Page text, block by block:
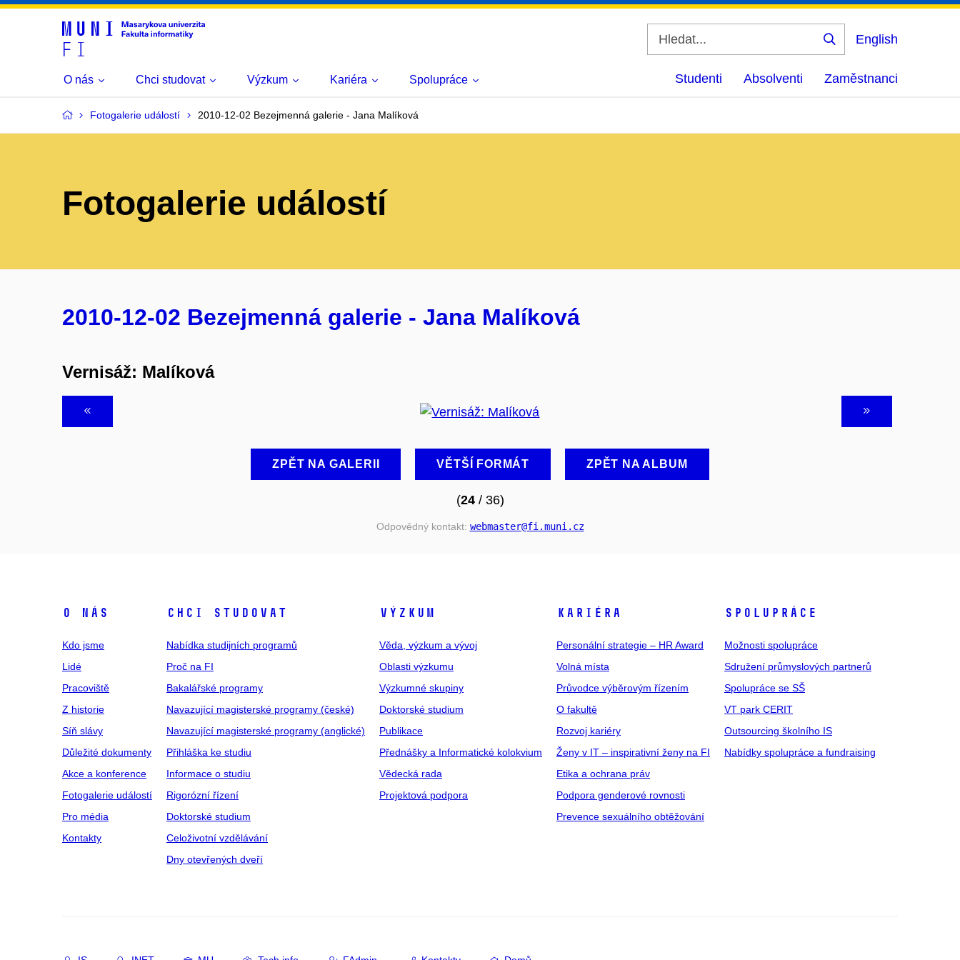
Vyhledat
English
O nás Chci studovat Výzkum Kariéra Spolupráce Studenti Absolventi Zaměstnanci
Fotogalerie událostí 2010-12-02 Bezejmenná galerie - Jana Malíková
Fotogalerie událostí
2010-12-02 Bezejmenná galerie - Jana Malíková
Vernisáž: Malíková
ZPĚT NA GALERII VĚTŠÍ FORMÁT ZPĚT NA ALBUM
(24/ 36)
Odpovědný kontakt: webmaster@fi .muni .cz
O NÁS
Kdo jsme
Lidé
Pracoviště
Z historie
Síň slávy
Důležité dokumenty
Akce a konference
Fotogalerie událostí
Pro média
Kontakty
CHCI STUDOVAT
Nabídka studijních programů
Proč na FI
Bakalářské programy
Navazující magisterské programy (české)
Navazující magisterské programy (anglické)
Přihláška ke studiu
Informace o studiu
Rigorózní řízení
Doktorské studium
Celoživotní vzdělávání
Dny otevřených dveří
VÝZKUM
Věda, výzkum a vývoj
Oblasti výzkumu
Výzkumné skupiny
Doktorské studium
Publikace
Přednášky a Informatické kolokvium
Vědecká rada
Projektová podpora
KARIÉRA
Personální strategie – HR Award
Volná místa
Průvodce výběrovým řízením
O fakultě
Rozvoj kariéry
Ženy v IT – inspirativní ženy na FI
Etika a ochrana práv
Podpora genderové rovnosti
Prevence sexuálního obtěžování
SPOLUPRÁCE
Možnosti spolupráce
Sdružení průmyslových partnerů
Spolupráce se SŠ
VT park CERIT
Outsourcing školního IS
Nabídky spolupráce a fundraising